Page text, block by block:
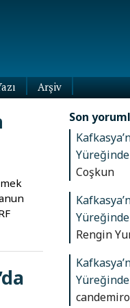
Arşiv
Son
Yüreğinde
Coşkun
Yüreğinde
Rengin
Yüreğinde